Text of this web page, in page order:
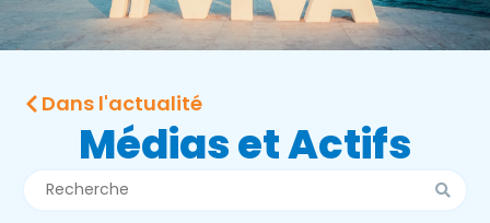
Dans l'actualité
Médias et Actifs